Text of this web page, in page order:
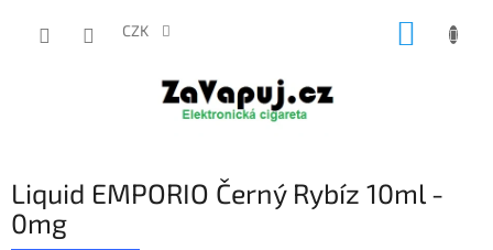
CZK
Liquid EMPORIO Černý Rybíz 10ml -
0mg